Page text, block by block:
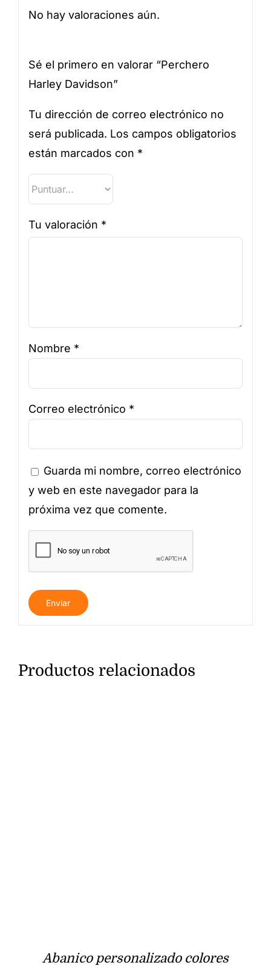
No hay valoraciones aún.
Sé el primero en valorar “Perchero
Harley Davidson”
Tu dirección de correo electrónico no
será publicada. Los campos obligatorios
están marcados con *
Tu valoración *
Nombre *
Correo electrónico *
Guarda mi nombre, correo electrónico
y web en este navegador para la
próxima vez que comente.
Productos relacionados
Abanico personalizado colores